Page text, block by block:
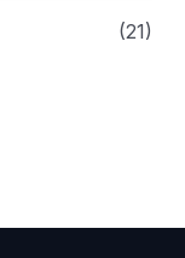
(21)